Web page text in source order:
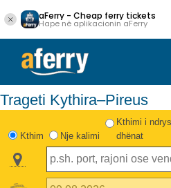
aFerry - Cheap ferry tickets
Hape në aplikacionin aFerry
Trageti Kythira–Pireus
Kthim Nje kalimi
Kthimi i
dhënat